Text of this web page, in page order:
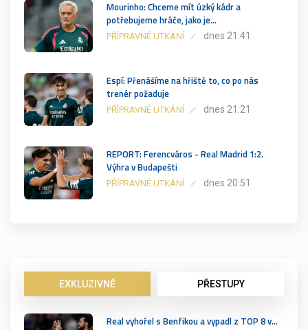
Mourinho: Chceme mít úzký kádr a
potřebujeme hráče, jako je…
PŘÍPRAVNÉ UTKÁNÍ dnes 21:41
Espí: Přenášíme na hřiště to, co po nás
trenér požaduje
PŘÍPRAVNÉ UTKÁNÍ dnes 21:21
REPORT: Ferencváros - Real Madrid 1:2.
Výhra v Budapešti
PŘÍPRAVNÉ UTKÁNÍ dnes 20:51
EXKLUZIVNĚ PŘESTUPY
Real vyhořel s Benfikou a vypadl z TOP 8 v…